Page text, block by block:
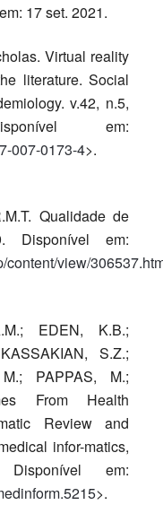
17 set. 2021.
Virtual reality
literature. Social
v.42, n.5,
em:
007-0173-4>.
Qualidade de
Disponível em:
content/view/
EDEN, K.B.;
S.Z.;
PAPPAS, M.;
From Health
Review and
infor-matics,
em:
>.